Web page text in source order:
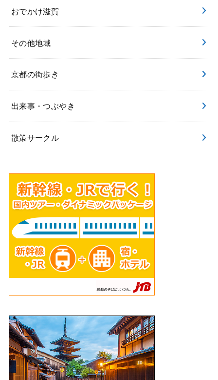
おでかけ滋賀
その他地域
京都の街歩き
出来事・つぶやき
散策サークル